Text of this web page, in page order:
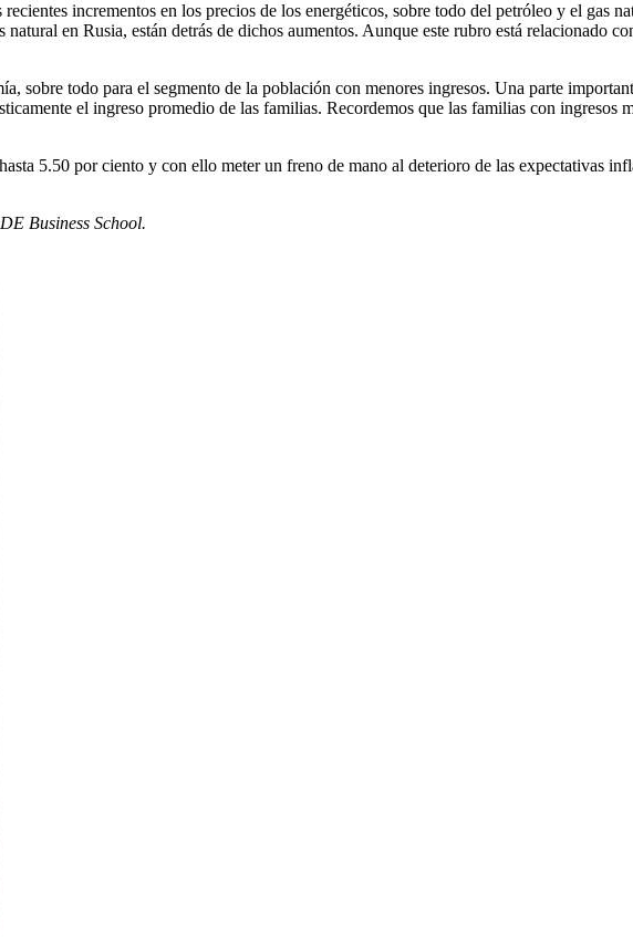
incrementos en los precios de los energéticos, sobre todo del petróleo y el gas
en Rusia, están detrás de dichos aumentos. Aunque este rubro está relacionado
sobre todo para el segmento de la población con menores ingresos. Una parte
el ingreso promedio de las familias. Recordemos que las familias con ingresos
5.50 por ciento y con ello meter un freno de mano al deterioro de las expectativas
Business School.